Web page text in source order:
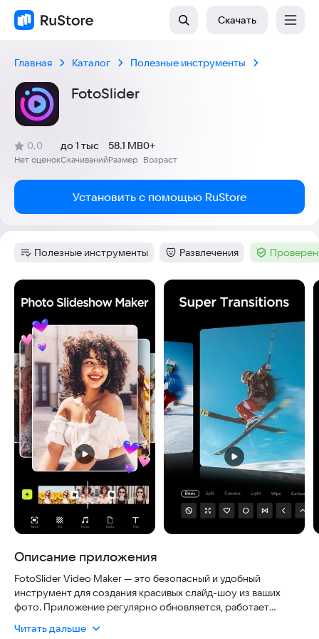
Скачать
Главная Каталог Полезные инструменты
FotoSlider
Рейтинг:
0,0
(
Нет оценок
)
Скачиваний
до 1 тыс
Размер
58.1 MB
Возраст
0+
Установить с помощью RuStore
Категория:
Полезные инструменты Категория:
Развлечения Тег :
Скриншоты
Описание приложения
FotoSlider Video Maker — это безопасный и удобный
инструмент для создания красивых слайд-шоу из ваших
фото. Приложение регулярно обновляется, работает
сразу начать творить.
Читать дальше